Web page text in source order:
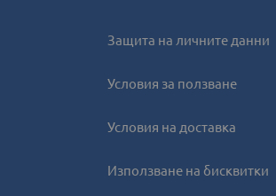
Защита на личните данни
Условия за ползване
Условия на доставка
Използване на бисквитки